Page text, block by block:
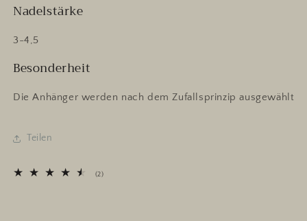
Nadelstärke
3-4,5
Besonderheit
Die Anhänger werden nach dem Zufallsprinzip ausgewählt
Teilen
(2)2